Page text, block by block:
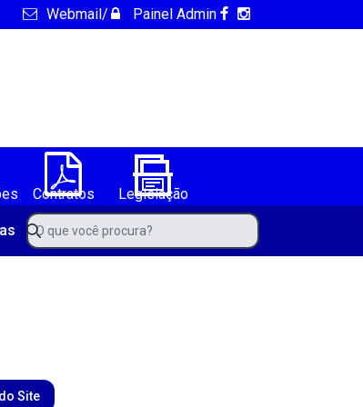
Webmail/ Painel Admin
Contratos
Legislação
Alto-BA
O que você procura?
Site